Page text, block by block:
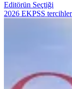
Editörün Seçtiği
2026 EKPSS